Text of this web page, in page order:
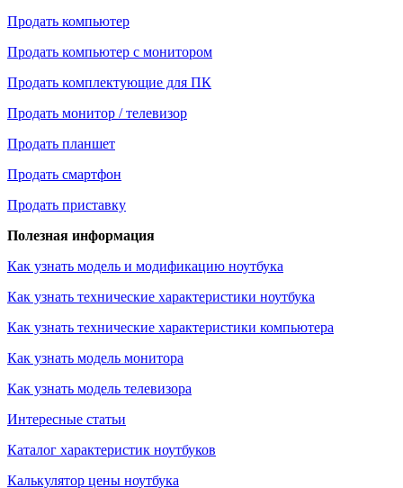
Продать компьютер
Продать компьютер с монитором
Продать комплектующие для ПК
Продать монитор / телевизор
Продать планшет
Продать смартфон
Продать приставку
Полезная информация
Как узнать модель и модификацию ноутбука
Как узнать технические характеристики ноутбука
Как узнать технические характеристики компьютера
Как узнать модель монитора
Как узнать модель телевизора
Интересные статьи
Каталог характеристик ноутбуков
Калькулятор цены ноутбука